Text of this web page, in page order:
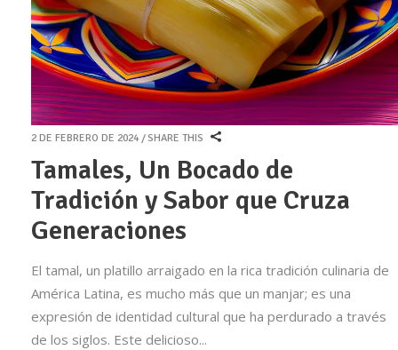
2 DE FEBRERO DE 2024 SHARE THIS
Tamales, Un Bocado de
Tradición y Sabor que Cruza
Generaciones
El tamal, un platillo arraigado en la rica tradición culinaria de
América Latina, es mucho más que un manjar; es una
expresión de identidad cultural que ha perdurado a través
de los siglos. Este delicioso